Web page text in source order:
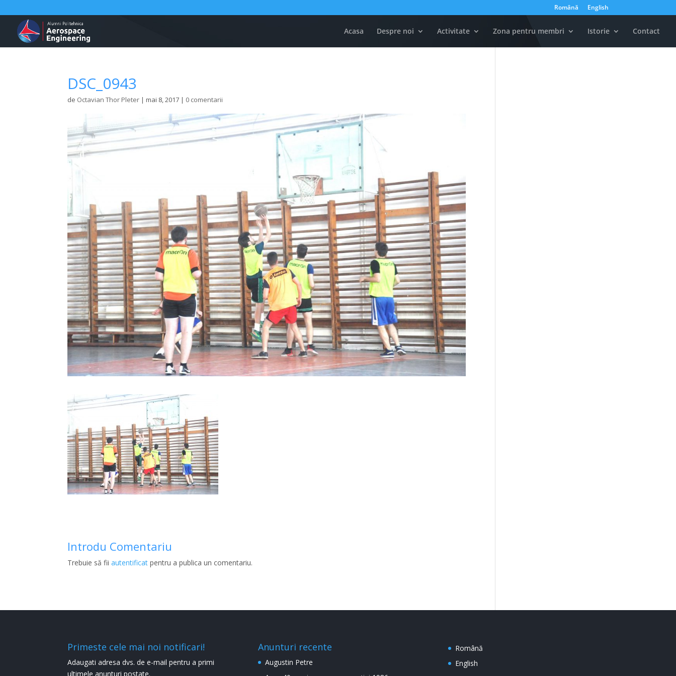
Română English
Acasa Despre noi Activitate Zona pentru membri Istorie Contact
DSC_0943
de Octavian Thor Pleter |mai 8, 2017 | 0 comentarii
Introdu Comentariu
Trebuie să fiiautentificat pentru a publica un comentariu.
Primeste cele mai noi notificari!
Adaugati adresa dvs. de e-mail pentru a primi
ultimele anunturi postate.
Anunturi recente
Augustin Petre
Română
English